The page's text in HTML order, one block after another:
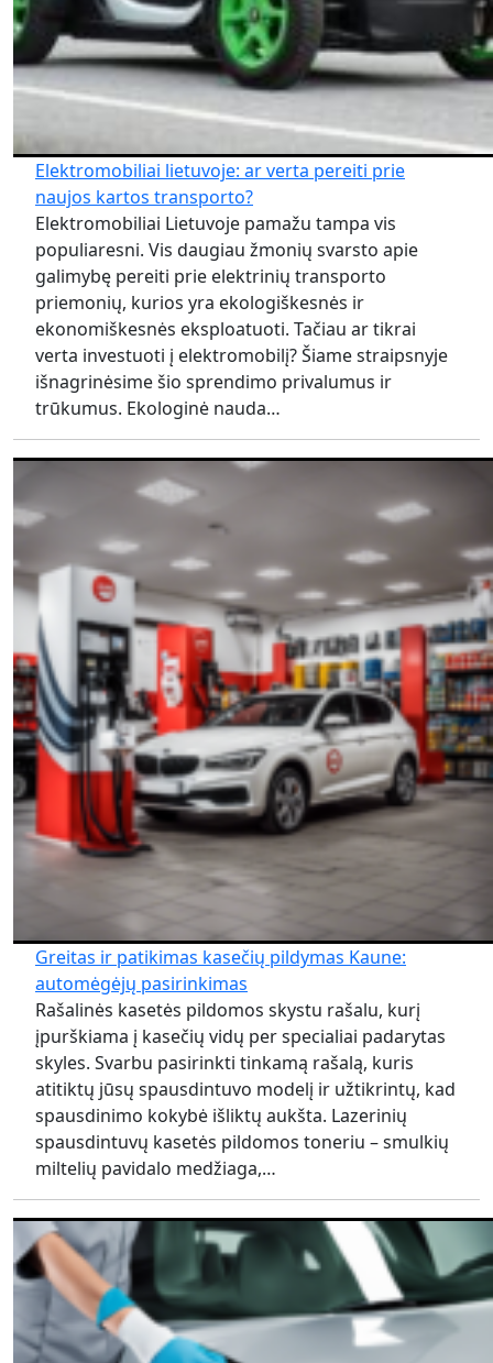
Elektromobiliai lietuvoje: ar verta pereiti prie
naujos kartos transporto?
Elektromobiliai Lietuvoje pamažu tampa vis
populiaresni. Vis daugiau žmonių svarsto apie
galimybę pereiti prie elektrinių transporto
priemonių, kurios yra ekologiškesnės ir
ekonomiškesnės eksploatuoti. Tačiau ar tikrai
verta investuoti į elektromobilį? Šiame straipsnyje
išnagrinėsime šio sprendimo privalumus ir
trūkumus. Ekologinė nauda…
Greitas ir patikimas kasečių pildymas Kaune:
automėgėjų pasirinkimas
Rašalinės kasetės pildomos skystu rašalu, kurį
įpurškiama į kasečių vidų per specialiai padarytas
skyles. Svarbu pasirinkti tinkamą rašalą, kuris
atitiktų jūsų spausdintuvo modelį ir užtikrintų, kad
spausdinimo kokybė išliktų aukšta. Lazerinių
spausdintuvų kasetės pildomos toneriu – smulkių
miltelių pavidalo medžiaga,…